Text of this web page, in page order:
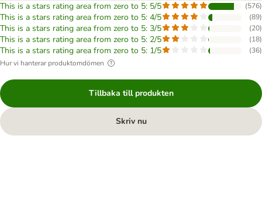
This is a stars rating area from zero to 5: 5/5 (576)
This is a stars rating area from zero to 5: 4/5 (89)
This is a stars rating area from zero to 5: 3/5 (20)
This is a stars rating area from zero to 5: 2/5 (18)
This is a stars rating area from zero to 5: 1/5 (36)
Hur vi hanterar produktomdömen
Tillbaka till produkten
Skriv nu